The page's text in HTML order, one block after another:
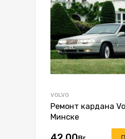
VOLVO
Ремонт кардана
Минске
Br